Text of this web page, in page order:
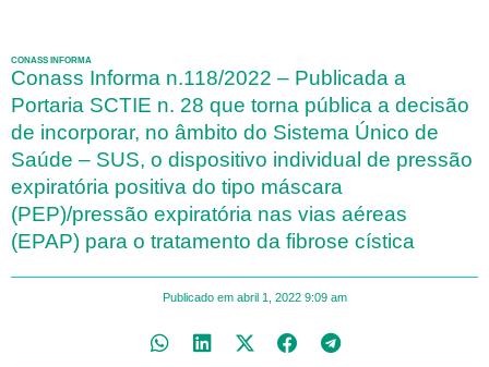
CONASS INFORMA
Conass Informa n.118/2022 – Publicada a
Portaria SCTIE n. 28 que torna pública a decisão
de incorporar, no âmbito do Sistema Único de
Saúde – SUS, o dispositivo individual de pressão
expiratória positiva do tipo máscara
(PEP)/pressão expiratória nas vias aéreas
(EPAP) para o tratamento da fibrose cística
Publicado em abril 1, 2022 9:09 am